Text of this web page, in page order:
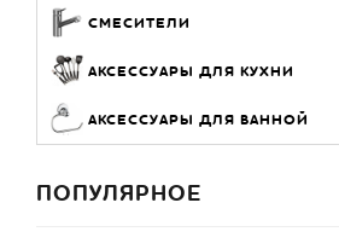
СМЕСИТЕЛИ
АКСЕССУАРЫ ДЛЯ КУХНИ
АКСЕССУАРЫ ДЛЯ ВАННОЙ
ПОПУЛЯРНОЕ